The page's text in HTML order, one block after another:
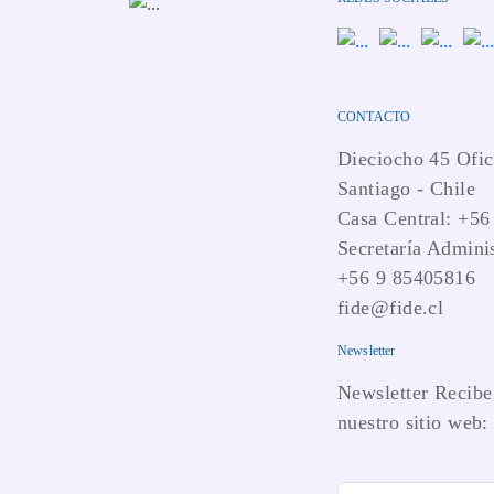
CONTACTO
Dieciocho 45
Santiago - Chile
Casa Central:
Secretaría
+56 9 85405816
fide@fide.cl
Newsletter
Newsletter
nuestro sitio web: